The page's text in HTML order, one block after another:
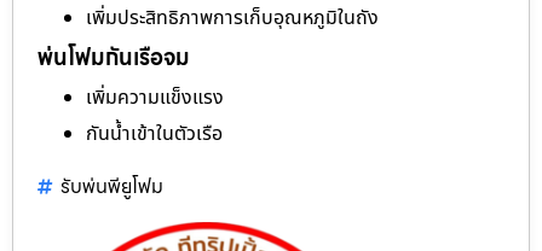
เพิ่มประสิทธิภาพการเก็บอุณหภูมิในถัง
พ่นโฟมกันเรือจม
เพิ่มความแข็งแรง
กันน้ำเข้าในตัวเรือ
รับพ่นพียูโฟม